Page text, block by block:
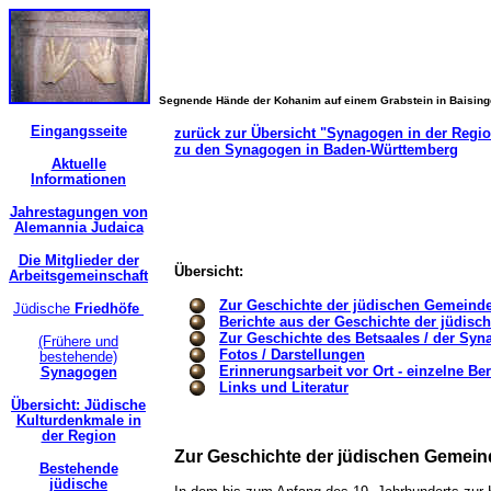
Segnende Hände der Kohanim auf einem Grabstein in
Eingangsseite
Aktuelle
Informationen
Jahrestagungen von
Alemannia Judaica
Die Mitglieder der
Arbeitsgemeinschaft
Jüdische Friedhöfe
(Frühere und
bestehende)
Synagogen
Übersicht: Jüdische
Kulturdenkmale in
der Region
Bestehende
jüdische
zurück zur Übersicht "Synagogen in der
zu den Synagogen in Baden-Württemberg
Übersicht:
Zur Geschichte der jüdischen
Berichte aus der Geschichte der
Zur Geschichte des Betsaales / der
Fotos / Darstellungen
Erinnerungsarbeit vor Ort - einzelne
Links und Literatur
Zur Geschichte der jüdischen